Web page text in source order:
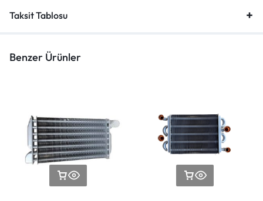
Taksit Tablosu
Benzer Ürünler